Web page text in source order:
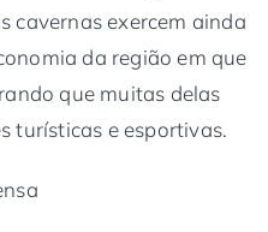
cavernas exercem ainda
da região em que
que muitas delas
turísticas e esportivas.